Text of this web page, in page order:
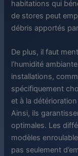
habitations qui
de stores peut
débris apportés
De plus, il faut
l’humidité
installations,
spécifiquement
et à la détérioration
Ainsi, ils
optimales. Les
modèles
pas seulement